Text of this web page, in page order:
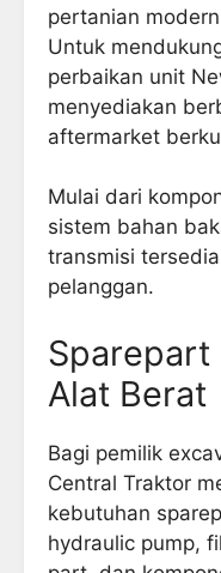
pertanian
Untuk
perbaikan unit
menyediakan
aftermarket
Mulai dari
sistem bahan
transmisi
pelanggan.
Alat Berat
Bagi pemilik
Central Traktor
kebutuhan
hydraulic pump,